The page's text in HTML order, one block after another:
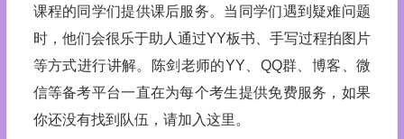
课程的同学们提供课后服务。当同学们遇到疑难问题
时，他们会很乐于助人通过YY板书、手写过程拍图片
等方式进行讲解。陈剑老师的YY、QQ群、博客、微
信等备考平台一直在为每个考生提供免费服务，如果
你还没有找到队伍，请加入这里。